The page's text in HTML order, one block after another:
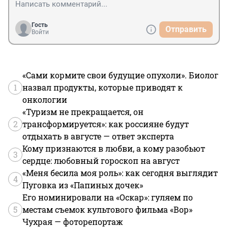
Гость
Войти
Отправить
1
«Сами кормите свои будущие опухоли». Биолог
назвал продукты, которые приводят к
онкологии
2
«Туризм не прекращается, он
трансформируется»: как россияне будут
отдыхать в августе — ответ эксперта
3
Кому признаются в любви, а кому разобьют
сердце: любовный гороскоп на август
4
«Меня бесила моя роль»: как сегодня выглядит
Пуговка из «Папиных дочек»
5
Его номинировали на «Оскар»: гуляем по
местам съемок культового фильма «Вор»
Чухрая — фоторепортаж